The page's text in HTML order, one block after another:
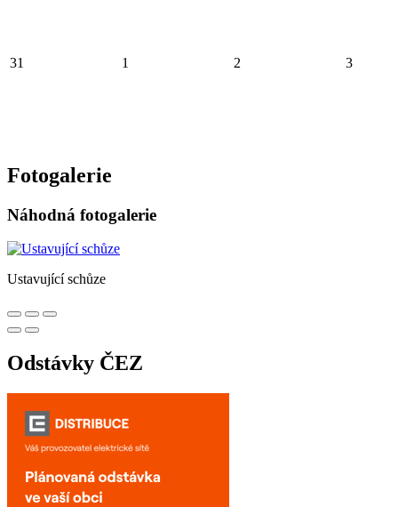
31 1 2 3
Fotogalerie
Náhodná fotogalerie
Ustavující schůze
Odstávky ČEZ